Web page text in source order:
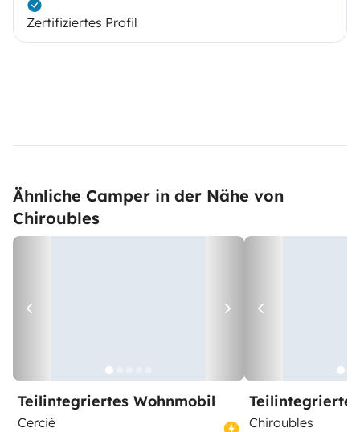
Zertifiziertes Profil
Ähnliche Camper in der Nähe von
Chiroubles
Teilintegriertes Wohnmobil
Cercié
Chiroubles